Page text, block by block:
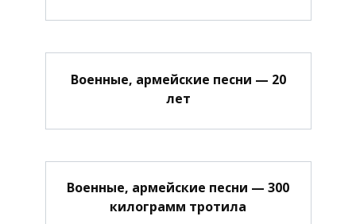
Военные, армейские песни — 20
лет
Военные, армейские песни — 300
килограмм тротила